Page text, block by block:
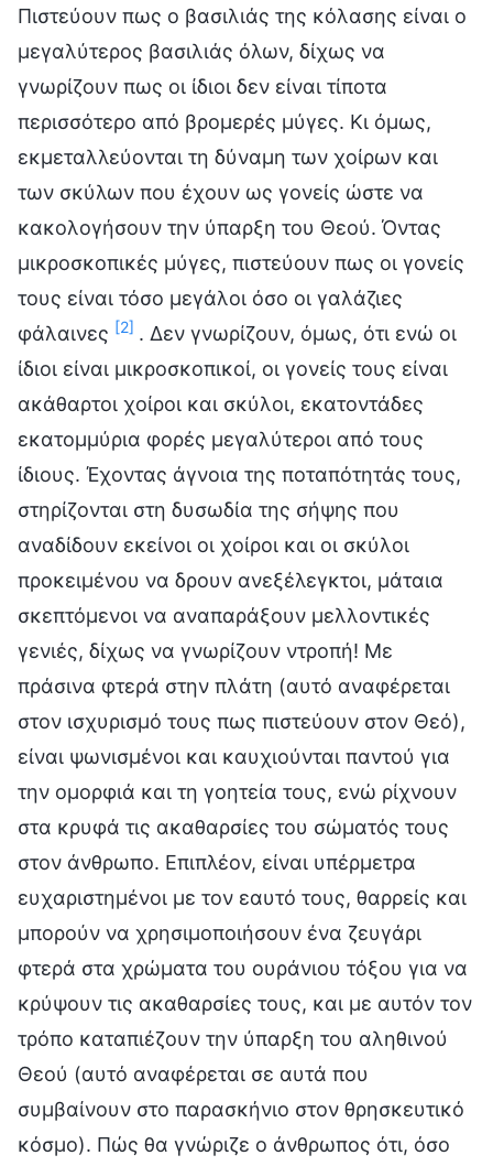
Πιστεύουν πως ο βασιλιάς της κόλασης είναι ο
μεγαλύτερος βασιλιάς όλων, δίχως να
γνωρίζουν πως οι ίδιοι δεν είναι τίποτα
περισσότερο από βρομερές μύγες. Κι όμως,
εκμεταλλεύονται τη δύναμη των χοίρων και
των σκύλων που έχουν ως γονείς ώστε να
κακολογήσουν την ύπαρξη του Θεού. Όντας
μικροσκοπικές μύγες, πιστεύουν πως οι γονείς
τους είναι τόσο μεγάλοι όσο οι γαλάζιες
φάλαινες [2] . Δεν γνωρίζουν, όμως, ότι ενώ οι
ίδιοι είναι μικροσκοπικοί, οι γονείς τους είναι
ακάθαρτοι χοίροι και σκύλοι, εκατοντάδες
εκατομμύρια φορές μεγαλύτεροι από τους
ίδιους. Έχοντας άγνοια της ποταπότητάς τους,
στηρίζονται στη δυσωδία της σήψης που
αναδίδουν εκείνοι οι χοίροι και οι σκύλοι
προκειμένου να δρουν ανεξέλεγκτοι, μάταια
σκεπτόμενοι να αναπαράξουν μελλοντικές
γενιές, δίχως να γνωρίζουν ντροπή! Με
πράσινα φτερά στην πλάτη (αυτό αναφέρεται
στον ισχυρισμό τους πως πιστεύουν στον Θεό),
είναι ψωνισμένοι και καυχιούνται παντού για
την ομορφιά και τη γοητεία τους, ενώ ρίχνουν
στα κρυφά τις ακαθαρσίες του σώματός τους
στον άνθρωπο. Επιπλέον, είναι υπέρμετρα
ευχαριστημένοι με τον εαυτό τους, θαρρείς και
μπορούν να χρησιμοποιήσουν ένα ζευγάρι
φτερά στα χρώματα του ουράνιου τόξου για να
κρύψουν τις ακαθαρσίες τους, και με αυτόν τον
τρόπο καταπιέζουν την ύπαρξη του αληθινού
Θεού (αυτό αναφέρεται σε αυτά που
συμβαίνουν στο παρασκήνιο στον θρησκευτικό
κόσμο). Πώς θα γνώριζε ο άνθρωπος ότι, όσο